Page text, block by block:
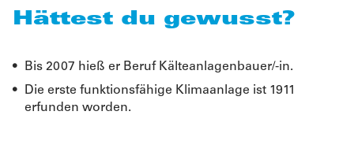
Hättest du gewusst?
Bis 2007 hieß er Beruf Kälteanlagenbauer/-in.
Die erste funktionsfähige Klimaanlage ist 1911
erfunden worden.